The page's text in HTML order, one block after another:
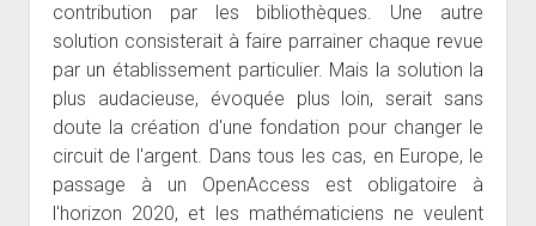
contribution par les bibliothèques. Une autre
solution consisterait à faire parrainer chaque revue
par un établissement particulier. Mais la solution la
plus audacieuse, évoquée plus loin, serait sans
doute la création d'une fondation pour changer le
circuit de l'argent. Dans tous les cas, en Europe, le
passage à un OpenAccess est obligatoire à
l'horizon 2020, et les mathématiciens ne veulent